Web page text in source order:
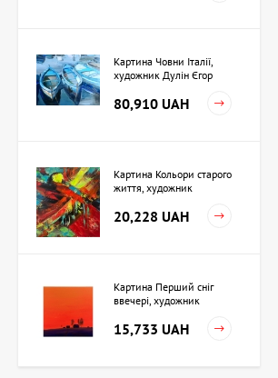
Картина Човни Італії,
художник Дулін Єгор
80,910 UAH
Картина Кольори старого
життя, художник
20,228 UAH
Картина Перший сніг
ввечері, художник
15,733 UAH